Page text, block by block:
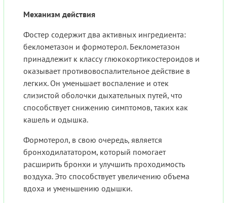
Механизм действия
Фостер содержит два активных ингредиента:
беклометазон и формотерол. Беклометазон
принадлежит к классу глюкокортикостероидов и
оказывает противовоспалительное действие в
легких. Он уменьшает воспаление и отек
слизистой оболочки дыхательных путей, что
способствует снижению симптомов, таких как
кашель и одышка.
Формотерол, в свою очередь, является
бронходилататором, который помогает
расширить бронхи и улучшить проходимость
воздуха. Это способствует увеличению объема
вдоха и уменьшению одышки.